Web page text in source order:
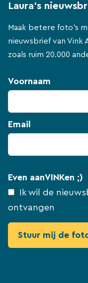
Laura's
Maak betere foto's
nieuwsbrief van Vink
zoals ruim 20.000
Voornaam
Email
Even aanVINKen ;)
Ik wil de
ontvangen